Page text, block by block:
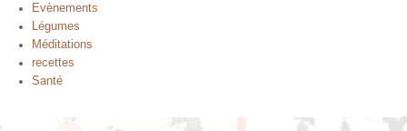
Evènements
Légumes
Méditations
recettes
Santé